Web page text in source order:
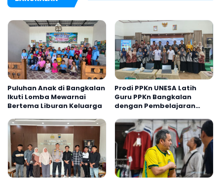
Puluhan Anak di Bangkalan
Ikuti Lomba Mewarnai
Bertema Liburan Keluarga
Prodi PPKn UNESA Latih
Guru PPKn Bangkalan
dengan Pembelajaran